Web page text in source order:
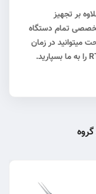
بر تجهیز
تمام دستگاه
میتوانید در زمان